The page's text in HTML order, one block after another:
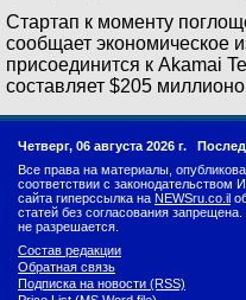
Стартап к моменту
сообщает экономическое
присоединится к Akamai
составляет $205
Четверг, 06 августа 2026 г.
Все права на материалы,
соответствии с законодательством
сайта гиперссылка на NEWSru.co.il
статей без согласования
не разрешается.
Состав редакции
Обратная связь
Подписка на новости (RSS)